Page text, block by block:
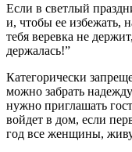
Если в светлый
и, чтобы ее избежать,
тебя веревка не
держалась!”
Категорически
можно забрать
нужно приглашать
войдет в дом, если
год все женщины,